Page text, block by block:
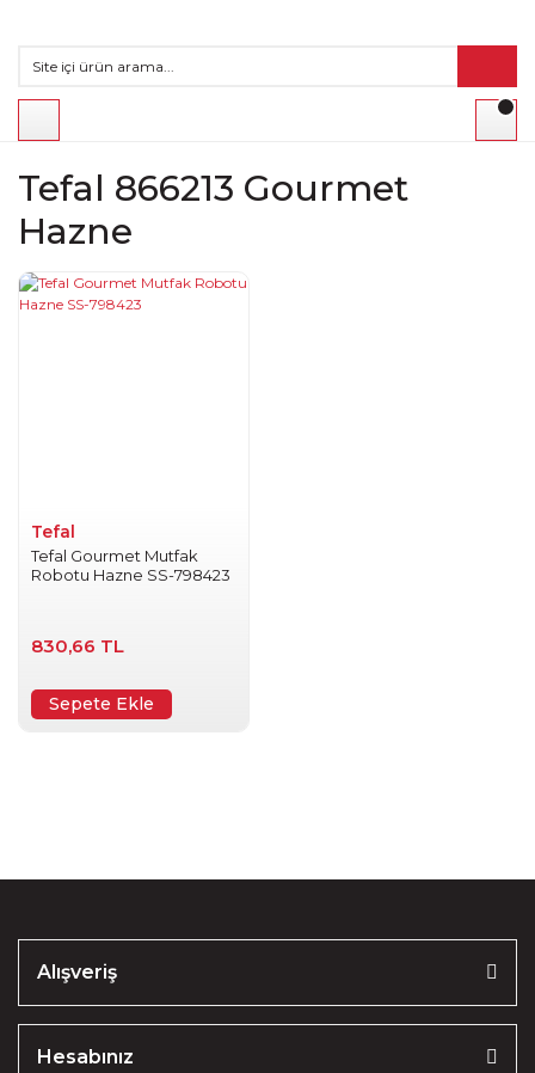
Tefal 866213 Gourmet
Hazne
Tefal
Tefal Gourmet Mutfak
Robotu Hazne SS-798423
830,66 TL
Sepete Ekle
Alışveriş
Hesabınız